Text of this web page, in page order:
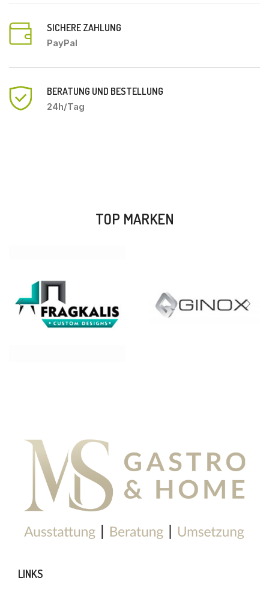
SICHERE ZAHLUNG
PayPal
BERATUNG UND BESTELLUNG
24h/Tag
TOP MARKEN
LINKS